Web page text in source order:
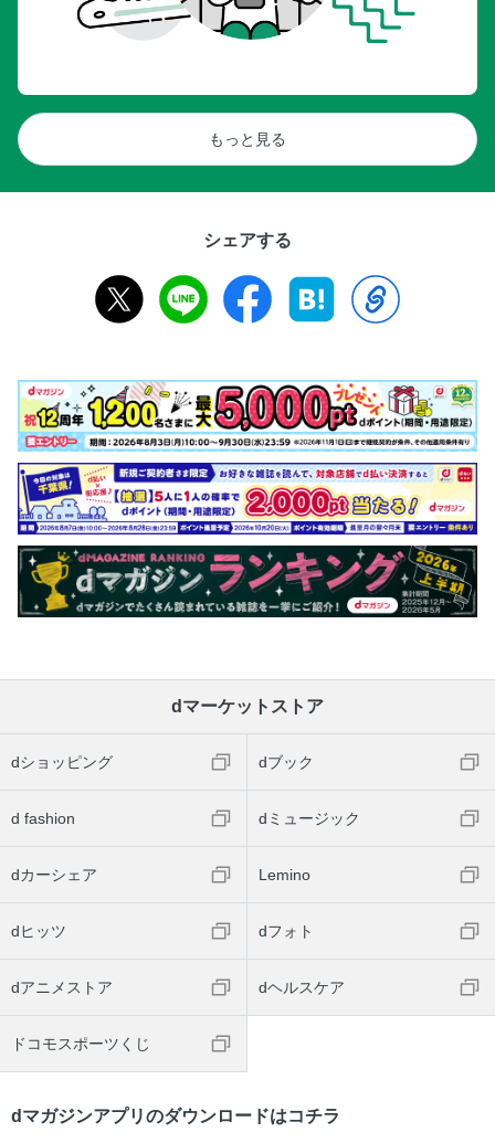
もっと見る
シェアする
dマーケットストア
dショッピング dブック
d fashion dミュージック
dカーシェア Lemino
dヒッツ dフォト
dアニメストア dヘルスケア
ドコモスポーツくじ
dマガジンアプリのダウンロードはコチラ